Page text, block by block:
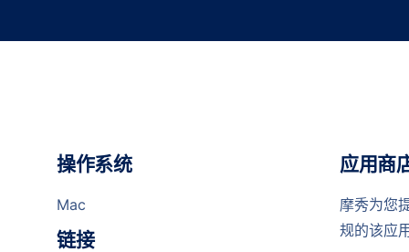
操作系统
Mac
链接
应用商
摩秀为您
规的该应